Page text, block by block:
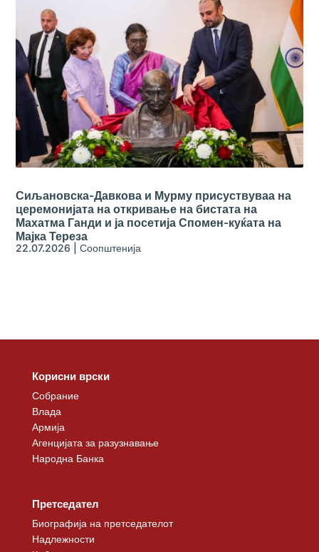
Сиљановска-Давкова и Мурму присуствуваа на
церемонијата на откривање на бистата на
Махатма Ганди и ја посетија Спомен-куќата на
Мајка Тереза
22.07.2026 |Соопштенија
Корисни врски
Собрание
Влада
Армија
Агенцијата за разузнавање
Народна Банка
Претседател
Биографија на претседателот
Надлежности